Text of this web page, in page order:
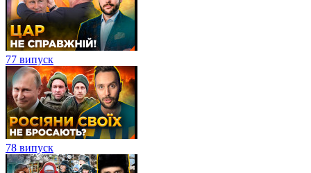
77 випуск
78 випуск